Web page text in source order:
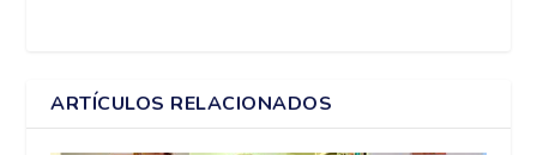
ARTÍCULOS RELACIONADOS